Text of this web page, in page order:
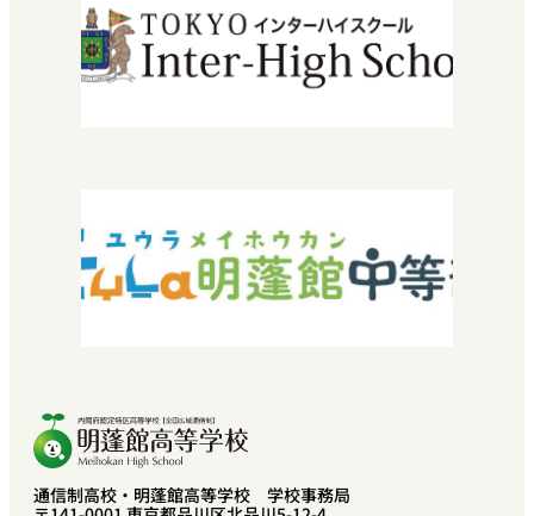
エントリーから入学までの流れ
学費・授業料
特待生入試について
採用情報
SNEC提携希望の方へ
中学校教諭・福祉関係者の方へ
通信制高校・明蓬館高等学校 学校事務局